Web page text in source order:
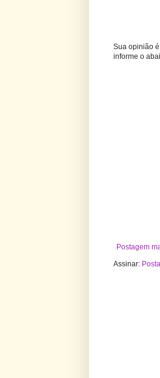
Sua opinião
informe o
Postagem
Assinar: